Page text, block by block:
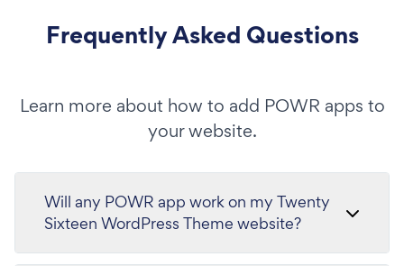
Frequently Asked Questions
Learn more about how to add POWR apps to
your website.
Will any POWR app work on my Twenty
Sixteen WordPress Theme website?